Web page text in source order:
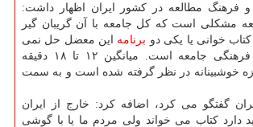
و فرهنگ مطالعه در كشور ایران اظهار داشت:
مشكلی است كه كل جامعه با آن گریبان گیر
خوانی یا یكی دو برنامه این معضل حل نمی
گردد. این معضل فرهنگی جامعه است. میانگین ۱۲ تا ۱۸ دقیقه
خوشبینانه در نظر گرفته شده است و به سمت
گفتگو می كرد، اضافه كرد: خارج از ایران
دارد كتاب می خواند ولی مردم ما یا با گوشی